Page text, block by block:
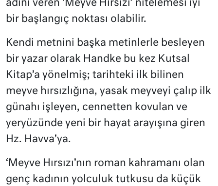
adını veren ‘Meyve Hırsızı’ nitelemesi iyi
bir başlangıç noktası olabilir.
Kendi metnini başka metinlerle besleyen
bir yazar olarak Handke bu kez Kutsal
Kitap’a yönelmiş; tarihteki ilk bilinen
meyve hırsızlığına, yasak meyveyi çalıp ilk
günahı işleyen, cennetten kovulan ve
yeryüzünde yeni bir hayat arayışına giren
Hz. Havva’ya.
‘Meyve Hırsızı’nın roman kahramanı olan
genç kadının yolculuk tutkusu da küçük